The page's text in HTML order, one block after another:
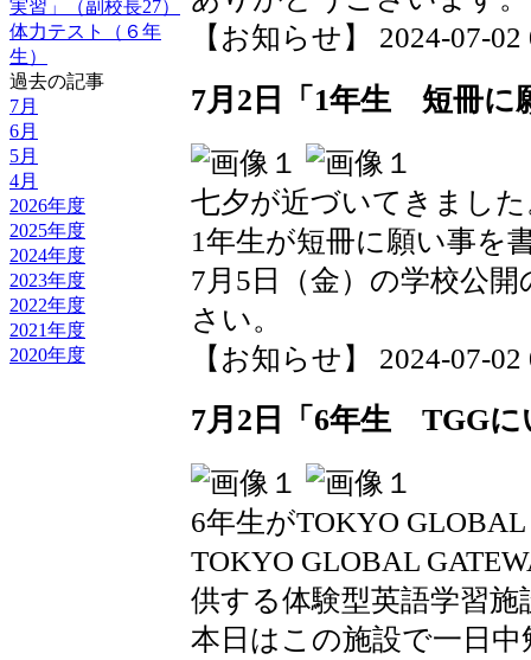
実習」（副校長27）
体力テスト（６年
生）
過去の記事
7月
6月
5月
4月
2026年度
2025年度
2024年度
2023年度
2022年度
2021年度
2020年度
【お知らせ】 2024-07-02
7月2日「1年生 短冊に
七夕が近づいてきまし
1年生が短冊に願い事を
7月5日（金）の学校公
さい。
【お知らせ】 2024-07-02
7月2日「6年生 TGGに
6年生がTOKYO
TOKYO GLOBAL
供する体験型英語学習施
本日はこの施設で一日